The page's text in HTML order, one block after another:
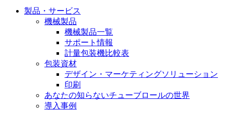
製品・サービス
機械製品
機械製品一覧
サポート情報
計量包装機比較表
包装資材
デザイン・マーケティングソリューション
印刷
あなたの知らないチューブロールの世界
導入事例